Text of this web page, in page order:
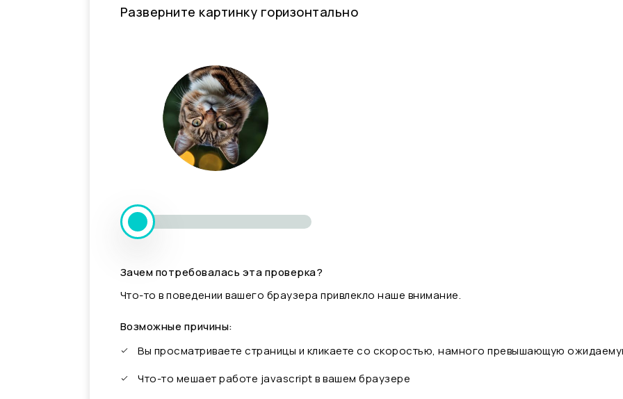
Разверните картинку горизонтально
Зачем потребовалась эта проверка?
Что-то в поведении вашего браузера привлекло наше внимание.
Возможные причины:
Вы просматриваете страницы и кликаете со скоростью, намного превышающую
Что-то мешает работе javascript в вашем браузере